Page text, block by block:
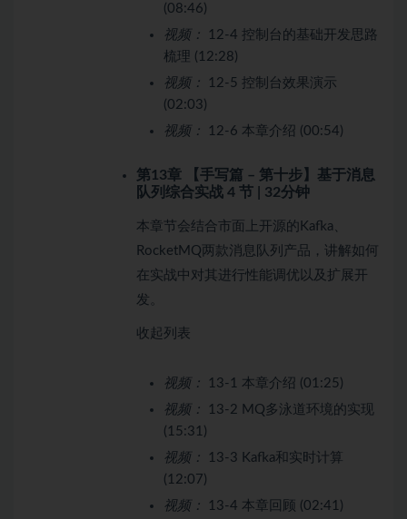
(08:46)
视频：
12-4 控制台的基础开发思路
梳理 (12:28)
视频：
12-5 控制台效果演示
(02:03)
视频：
12-6 本章介绍 (00:54)
第13章 【手写篇 – 第十步】基于消息
队列综合实战 4 节 | 32分钟
本章节会结合市面上开源的Kafka、
RocketMQ两款消息队列产品，讲解如何
在实战中对其进行性能调优以及扩展开
发。
收起列表
视频：
13-1 本章介绍 (01:25)
视频：
13-2 MQ多泳道环境的实现
(15:31)
视频：
13-3 Kafka和实时计算
(12:07)
视频：
13-4 本章回顾 (02:41)